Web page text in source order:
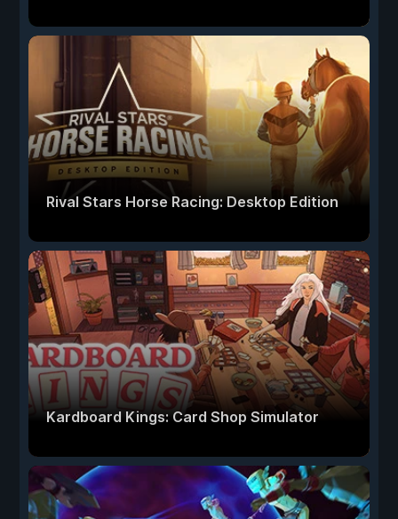
Rival Stars Horse Racing: Desktop Edition
Kardboard Kings: Card Shop Simulator